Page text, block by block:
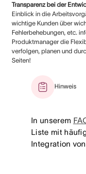
Transparenz bei der
Einblick in die
wichtige Kunden über
Fehlerbehebungen, etc.
Produktmanager die
verfolgen, planen und
Seiten!
Hinweis
In unserem
Liste mit
Integration